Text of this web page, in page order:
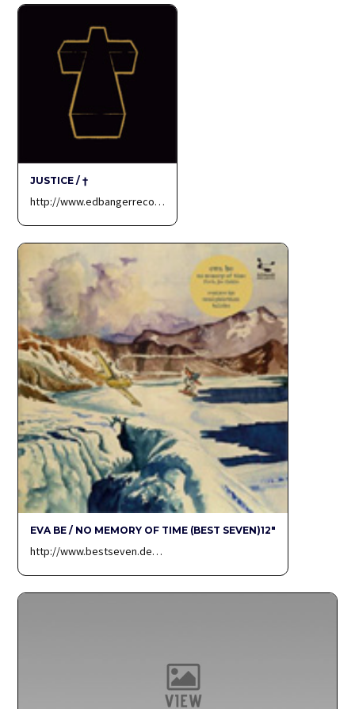
JUSTICE / †
http://www.edbangerreco…
EVA BE / NO MEMORY OF TIME (BEST SEVEN)12″
http://www.bestseven.de…